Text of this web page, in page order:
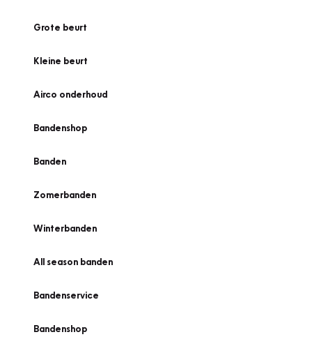
Grote beurt
Kleine beurt
Airco onderhoud
Bandenshop
Banden
Zomerbanden
Winterbanden
All season banden
Bandenservice
Bandenshop